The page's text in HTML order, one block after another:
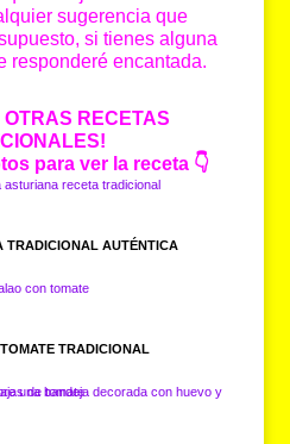
sugerencia que
si tienes alguna
responderé encantada.
OTRAS RECETAS
para ver la receta 👇
TRADICIONAL AUTÉNTICA
TRADICIONAL